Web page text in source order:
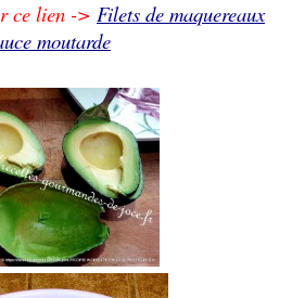
ce lien -> Filets de maquereaux
moutarde